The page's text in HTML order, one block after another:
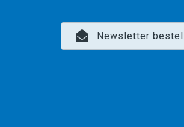
Newsletter